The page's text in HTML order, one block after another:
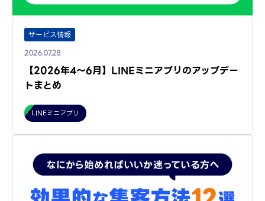
サービス情報
2026.07.28
【2026年4～6月】LINEミニアプリのアップデー
トまとめ
LINEミニアプリ